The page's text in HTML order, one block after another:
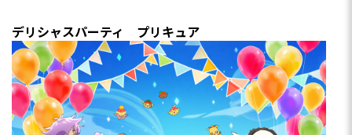
デリシャスパーティ プリキュア